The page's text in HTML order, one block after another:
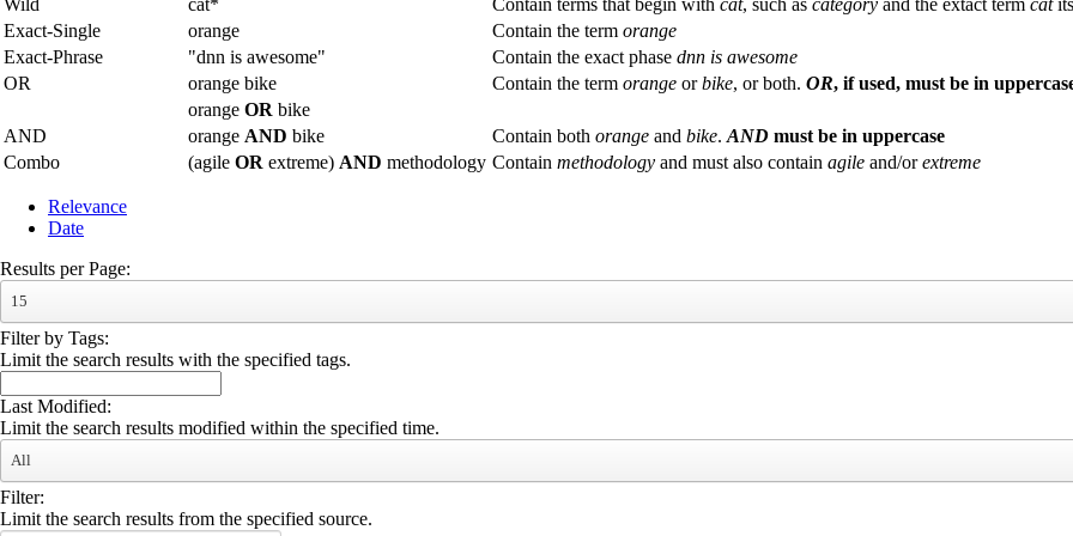
Wild
cat* Contain terms that begin with cat, such as category and the extact term cat
Exact-Single
orange Contain the term orange
Exact-Phrase
"dnn is awesome" Contain the exact phase dnn is awesome
OR
orange bike Contain the term orange orbike, or both. OR, if used, must be in
orange OR bike
AND
orange AND bike Contain both orange and bike. AND must be in uppercase
Combo
(agile OR extreme) AND methodology Contain methodology and must also contain agile and/orextreme
Relevance
Date
Results per Page:
15
Filter by Tags:
Limit the search results with the specified tags.
Last Modified:
Limit the search results modified within the specified time.
All
Filter:
Limit the search results from the specified source.